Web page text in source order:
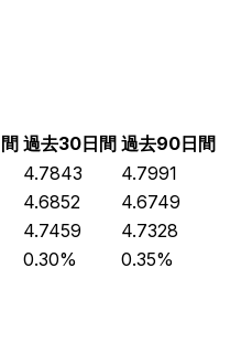
過去30日間 過去90日間
4.7843
4.7991
4.6852
4.6749
4.7459
4.7328
0.30% 0.35%